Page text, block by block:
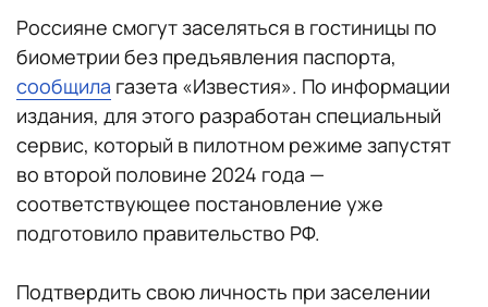
Россияне смогут заселяться в гостиницы по
биометрии без предъявления паспорта,
сообщила газета «Известия». По информации
издания, для этого разработан специальный
сервис, который в пилотном режиме запустят
во второй половине 2024 года —
соответствующее постановление уже
подготовило правительство РФ.
Подтвердить свою личность при заселении